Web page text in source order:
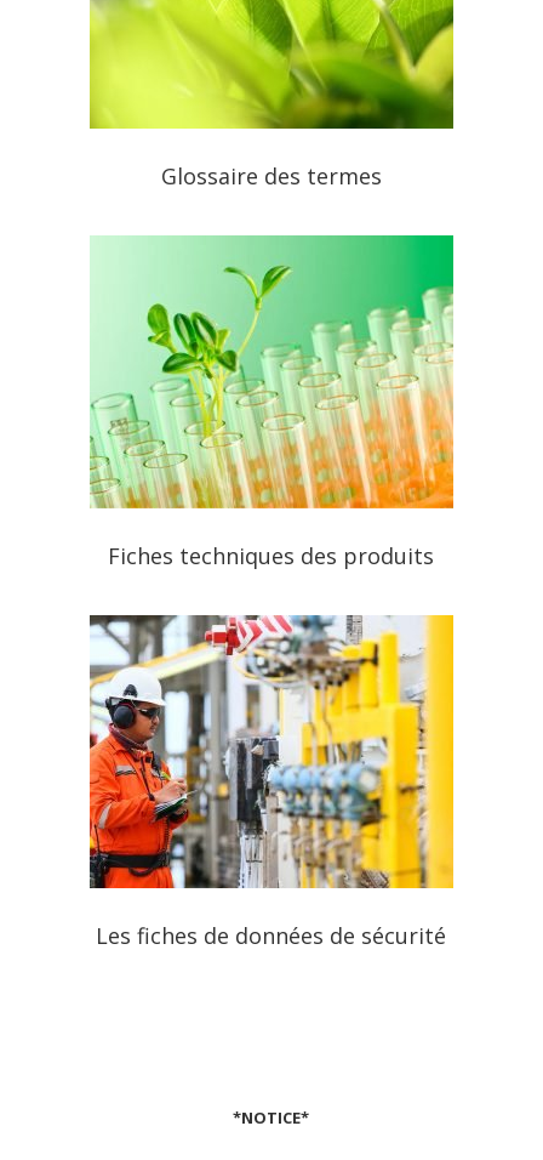
Glossaire des termes
Fiches techniques des produits
Les fiches de données de sécurité
*NOTICE*